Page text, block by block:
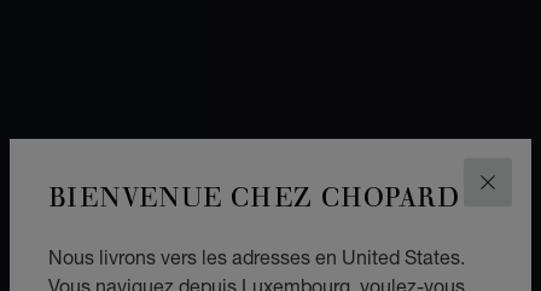
BIENVENUE CHEZ CHOPARD
Nous livrons vers les adresses en United States.
Vous naviguez depuis Luxembourg, voulez-vous